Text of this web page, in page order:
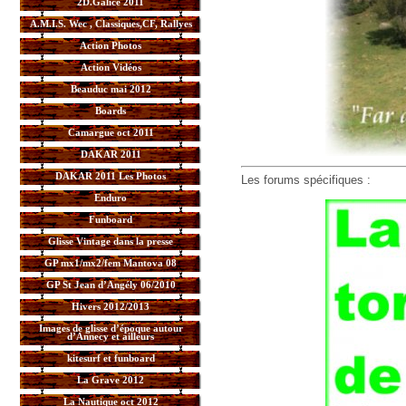
A.M.I.S. Wec , Classiques,CF, Rallyes
Action Photos
Action Vidéos
Beauduc mai 2012
Boards
Camargue oct 2011
DAKAR 2011
DAKAR 2011 Les Photos
Enduro
Funboard
Glisse Vintage dans la presse
GP mx1/mx2/fem Mantova 08
GP St Jean d’Angély 06/2010
Hivers 2012/2013
Images de glisse d’époque autour
d’Annecy et ailleurs
kitesurf et funboard
La Grave 2012
La Nautique oct 2012
Les forums spécifiques :